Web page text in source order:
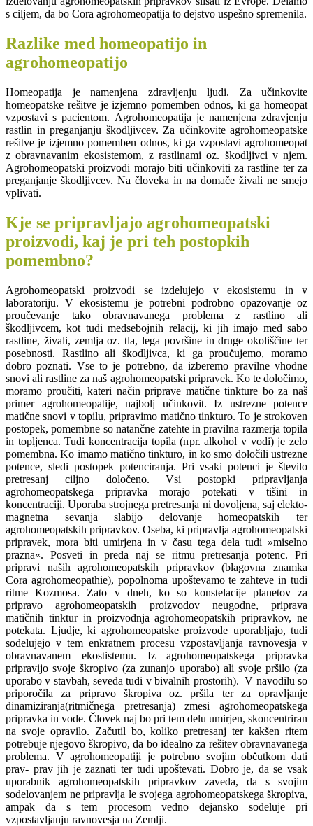
s ciljem, da bo Cora agrohomeopatija to dejstvo uspešno spremenila.
Razlike med homeopatijo in
agrohomeopatijo
Homeopatija je namenjena zdravljenju ljudi. Za učinkovite
homeopatske rešitve je izjemno pomemben odnos, ki ga homeopat
vzpostavi s pacientom. Agrohomeopatija je namenjena zdravjenju
rastlin in preganjanju škodljivcev. Za učinkovite agrohomeopatske
rešitve je izjemno pomemben odnos, ki ga vzpostavi agrohomeopat
z obravnavanim ekosistemom, z rastlinami oz. škodljivci v njem.
Agrohomeopatski proizvodi morajo biti učinkoviti za rastline ter za
preganjanje škodljivcev. Na človeka in na domače živali ne smejo
vplivati.
Kje se pripravljajo agrohomeopatski
proizvodi, kaj je pri teh postopkih
pomembno?
Agrohomeopatski proizvodi se izdelujejo v ekosistemu in v
laboratoriju. V ekosistemu je potrebni podrobno opazovanje oz
proučevanje tako obravnavanega problema z rastlino ali
škodljivcem, kot tudi medsebojnih relacij, ki jih imajo med sabo
rastline, živali, zemlja oz. tla, lega površine in druge okoliščine ter
posebnosti. Rastlino ali škodljivca, ki ga proučujemo, moramo
dobro poznati. Vse to je potrebno, da izberemo pravilne vhodne
snovi ali rastline za naš agrohomeopatski pripravek. Ko te določimo,
moramo proučiti, kateri način priprave matične tinkture bo za naš
primer agrohomeopatije, najbolj učinkovit. Iz ustrezne potence
matične snovi v topilu, pripravimo matično tinkturo. To je strokoven
postopek, pomembne so natančne zatehte in pravilna razmerja topila
in topljenca. Tudi koncentracija topila (npr. alkohol v vodi) je zelo
pomembna. Ko imamo matično tinkturo, in ko smo določili ustrezne
potence, sledi postopek potenciranja. Pri vsaki potenci je število
pretresanj ciljno določeno. Vsi postopki pripravljanja
agrohomeopatskega pripravka morajo potekati v tišini in
koncentraciji. Uporaba strojnega pretresanja ni dovoljena, saj elekto-
magnetna sevanja slabijo delovanje homeopatskih ter
agrohomeopatskih pripravkov. Oseba, ki pripravlja agrohomeopatski
pripravek, mora biti umirjena in v času tega dela tudi »miselno
prazna«. Posveti in preda naj se ritmu pretresanja potenc. Pri
pripravi naših agrohomeopatskih pripravkov (blagovna znamka
Cora agrohomeopathie), popolnoma upoštevamo te zahteve in tudi
ritme Kozmosa. Zato v dneh, ko so konstelacije planetov za
pripravo agrohomeopatskih proizvodov neugodne, priprava
matičnih tinktur in proizvodnja agrohomeopatskih pripravkov, ne
potekata. Ljudje, ki agrohomeopatske proizvode uporabljajo, tudi
sodelujejo v tem enkratnem procesu vzpostavljanja ravnovesja v
obravnavanem ekostistemu. Iz agrohomeopatskega pripravka
pripravijo svoje škropivo (za zunanjo uporabo) ali svoje pršilo (za
uporabo v stavbah, seveda tudi v bivalnih prostorih). V navodilu so
priporočila za pripravo škropiva oz. pršila ter za opravljanje
dinamiziranja(ritmičnega pretresanja) zmesi agrohomeopatskega
pripravka in vode. Človek naj bo pri tem delu umirjen, skoncentriran
na svoje opravilo. Začutil bo, koliko pretresanj ter kakšen ritem
potrebuje njegovo škropivo, da bo idealno za rešitev obravnavanega
problema. V agrohomeopatiji je potrebno svojim občutkom dati
prav- prav jih je zaznati ter tudi upoštevati. Dobro je, da se vsak
uporabnik agrohomeopatskih pripravkov zaveda, da s svojim
sodelovanjem ne pripravlja le svojega agrohomeopatskega škropiva,
ampak da s tem procesom vedno dejansko sodeluje pri
vzpostavljanju ravnovesja na Zemlji.